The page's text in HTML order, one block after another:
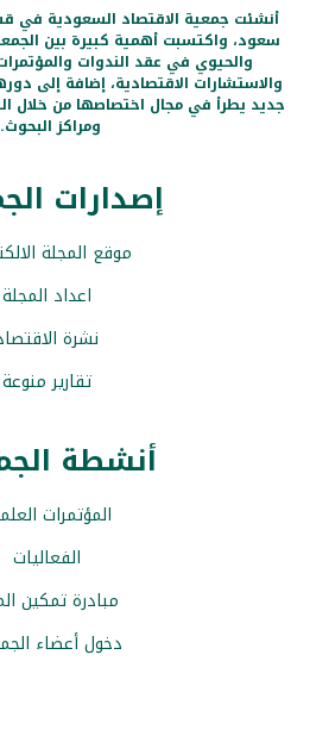
أنشئت جمعية الاقتصاد السعودية في
سعود، واكتسبت أهمية كبيرة بين
والحيوي في عقد الندوات
والاستشارات الاقتصادية، إضافة إلى
جديد يطرأ في مجال اختصاصها من خلال
ومراكز البحوث.
إصدارات
موقع المجلة
اعداد المجلة
نشرة
تقارير منوعة
أنشطة
المؤتمرات
الفعاليات
مبادرة تمكين
دخول أعضاء